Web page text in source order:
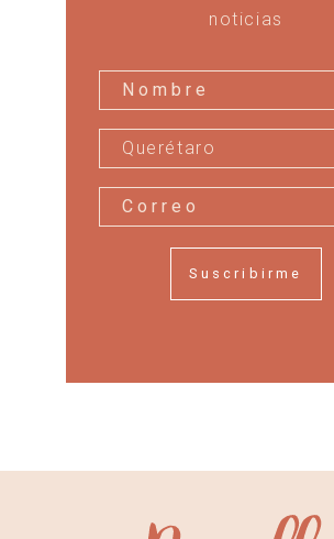
noticias
Querétaro
Suscribirme